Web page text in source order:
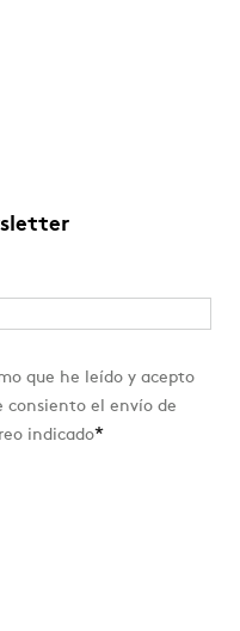
que he leído y acepto
consiento el envío de
indicado*